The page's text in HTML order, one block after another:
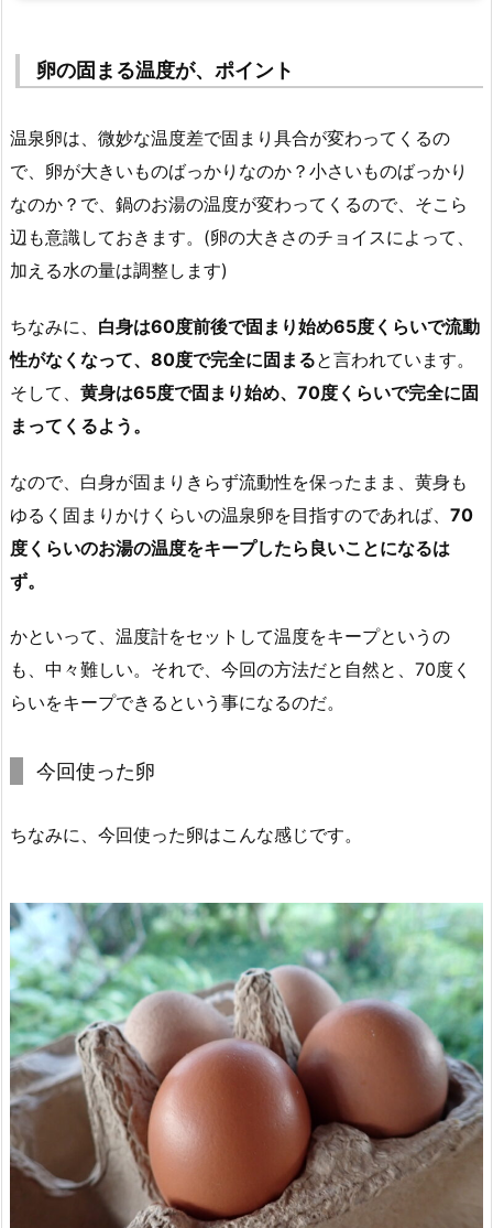
卵の固まる温度が、ポイント
温泉卵は、微妙な温度差で固まり具合が変わってくるの
で、卵が大きいものばっかりなのか？小さいものばっかり
なのか？で、鍋のお湯の温度が変わってくるので、そこら
辺も意識しておきます。(卵の大きさのチョイスによって、
加える水の量は調整します)
ちなみに、 白身は60度前後で固まり始め65度くらいで流動
性がなくなって、80度で完全に固まると言われています。
そして、 黄身は65度で固まり始め、70度くらいで完全に固
まってくるよう。
なので、白身が固まりきらず流動性を保ったまま、黄身も
ゆるく固まりかけくらいの温泉卵を目指すのであれば、 70
度くらいのお湯の温度をキープしたら良いことになるは
ず。
かといって、温度計をセットして温度をキープというの
も、中々難しい。それで、今回の方法だと自然と、70度く
らいをキープできるという事になるのだ。
今回使った卵
ちなみに、今回使った卵はこんな感じです。